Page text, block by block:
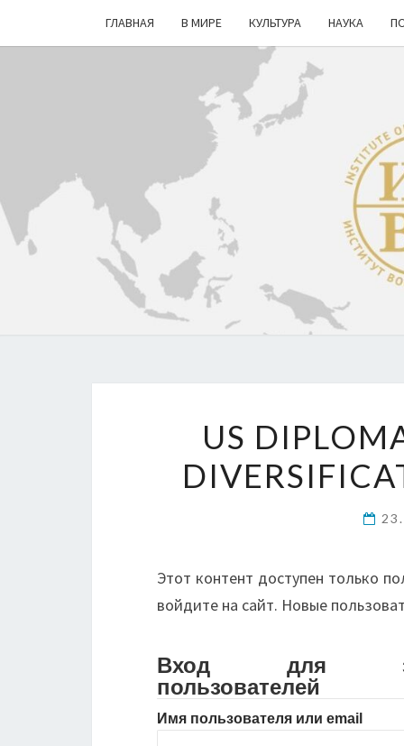
ГЛАВНАЯ В МИРЕ КУЛЬТУРА НАУКА
US
Этот контент доступен только
войдите на сайт. Новые
Вход для
пользователей
Имя пользователя или email